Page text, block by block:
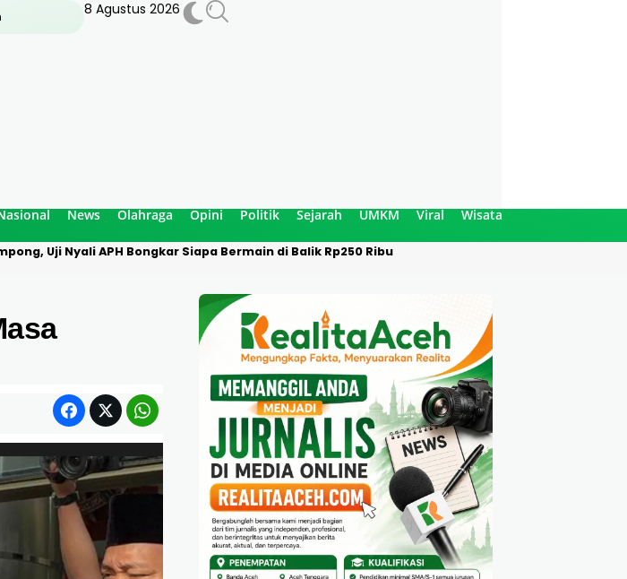
8 Agustus 2026
News Olahraga Opini Politik Sejarah UMKM Viral Wisata
Uji Nyali APH Bongkar Siapa Bermain di Balik Rp250 Ribu